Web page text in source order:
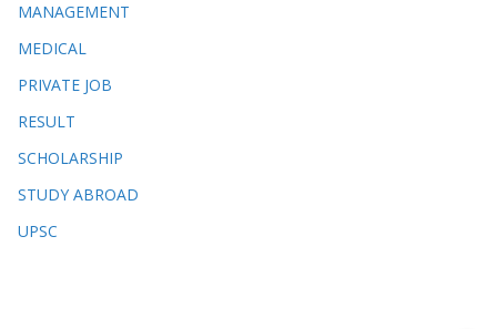
MANAGEMENT
MEDICAL
PRIVATE JOB
RESULT
SCHOLARSHIP
STUDY ABROAD
UPSC